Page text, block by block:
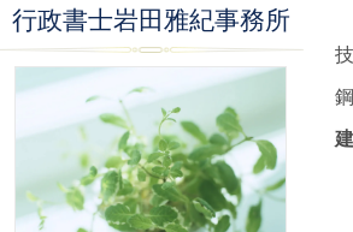
行政書士岩田雅紀事務所